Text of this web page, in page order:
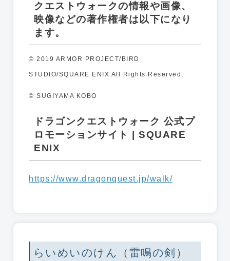
クエストウォークの情報や画像、
映像などの著作権者は以下になり
ます。
© 2019 ARMOR PROJECT/BIRD
STUDIO/SQUARE ENIX All Rights Reserved.
© SUGIYAMA KOBO
ドラゴンクエストウォーク 公式プ
ロモーションサイト | SQUARE
ENIX
https://www.dragonquest.jp/walk/
らいめいのけん（雷鳴の剣）